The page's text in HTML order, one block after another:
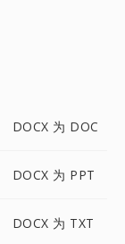
DOCX 为 DOC
DOCX 为 PPT
DOCX 为 TXT